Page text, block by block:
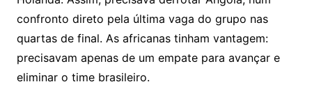
confronto direto pela última vaga do grupo nas
quartas de final. As africanas tinham vantagem:
precisavam apenas de um empate para avançar e
eliminar o time brasileiro.